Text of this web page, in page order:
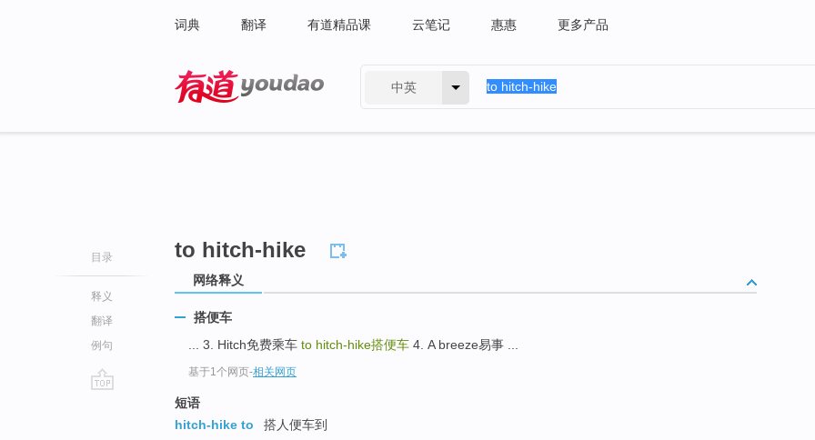
词典 翻译 有道精品课 云笔记 惠惠 更多产品
中英
目录
释义
翻译
例句
to hitch-hike
网络释义
搭便车
... 3. Hitch免费乘车 to hitch-hike搭便车 4. A breeze易事 ...
基于1个网页-相关网页
短语
hitch-hike to
搭人便车到